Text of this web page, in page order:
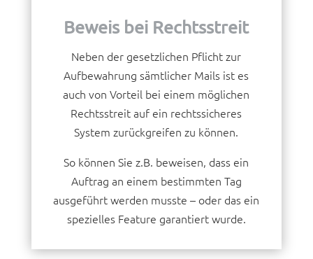
Beweis bei Rechtsstreit
Neben der gesetzlichen Pflicht zur
Aufbewahrung sämtlicher Mails ist es
auch von Vorteil bei einem möglichen
Rechtsstreit auf ein rechtssicheres
System zurückgreifen zu können.
So können Sie z.B. beweisen, dass ein
Auftrag an einem bestimmten Tag
ausgeführt werden musste – oder das ein
spezielles Feature garantiert wurde.